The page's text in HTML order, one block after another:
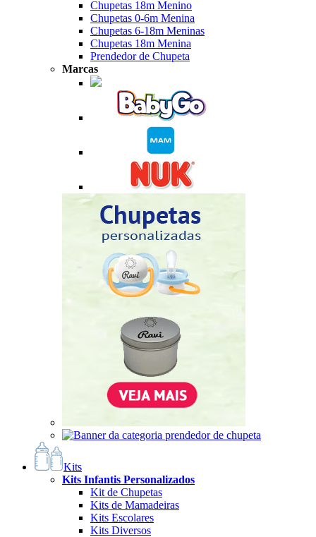
Chupetas 18m Menino
Chupetas 0-6m Menina
Chupetas 6-18m Meninas
Chupetas 18m Menina
Prendedor de Chupeta
Marcas
Kits
Kits Infantis Personalizados
Kit de Chupetas
Kits de Mamadeiras
Kits Escolares
Kits Diversos